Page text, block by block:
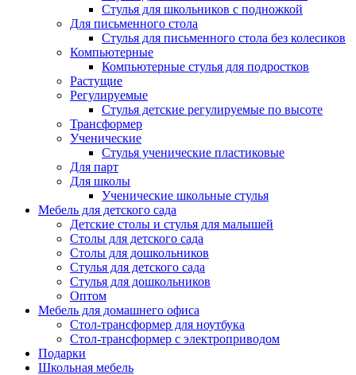
Стулья для школьников с подножкой
Для письменного стола
Стулья для письменного стола без колесиков
Компьютерные
Компьютерные стулья для подростков
Растущие
Регулируемые
Стулья детские регулируемые по высоте
Трансформер
Ученические
Стулья ученические пластиковые
Для парт
Для школы
Ученические школьные стулья
Мебель для детского сада
Детские столы и стулья для малышей
Столы для детского сада
Столы для дошкольников
Стулья для детского сада
Стулья для дошкольников
Оптом
Мебель для домашнего офиса
Стол-трансформер для ноутбука
Стол-трансформер с электроприводом
Подарки
Школьная мебель